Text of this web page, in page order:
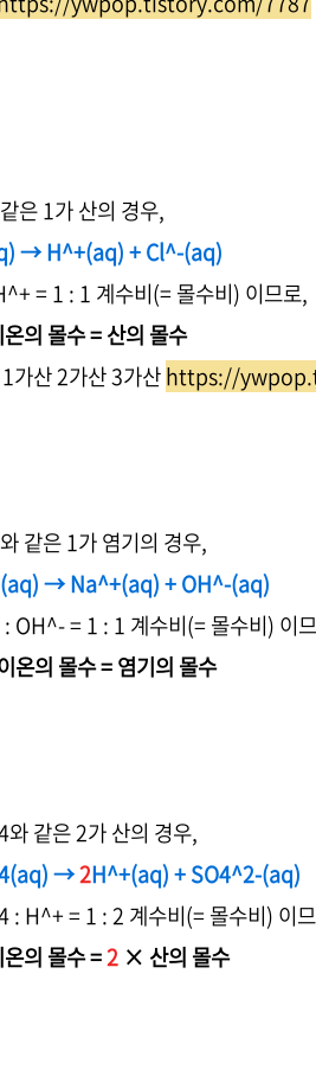
은 1가 산의 경우,
→ H^+(aq) + Cl^-(aq)
= 1 : 1 계수비(= 몰수비) 이므로,
의 몰수 = 산의 몰수
가산 2가산 3가산https://
같은 1가 염기의 경우,
→ Na^+(aq) + OH^-(aq)
OH^- = 1 : 1 계수비(= 몰수비) 이
온의 몰수 = 염기의 몰수
같은 2가 산의 경우,
→2H^+(aq) + SO4^2-(aq)
: H^+ = 1 : 2 계수비(= 몰수비) 이
의 몰수 =2 × 산의 몰수